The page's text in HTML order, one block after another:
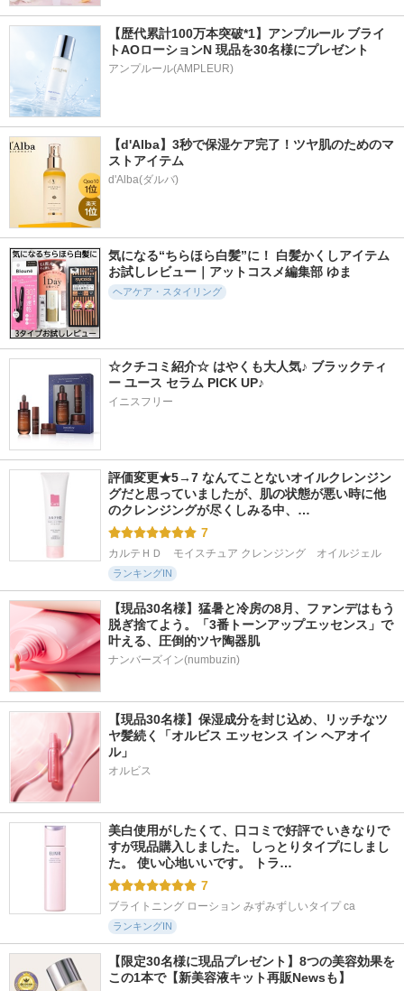
【歴代累計100万本突破*1】アンプルール ブライ
トAOローションN 現品を30名様にプレゼント
アンプルール(AMPLEUR)
【d'Alba】3秒で保湿ケア完了！ツヤ肌のためのマ
ストアイテム
d'Alba(ダルバ)
気になる“ちらほら白髪”に！ 白髪かくしアイテム
お試しレビュー｜アットコスメ編集部 ゆま
ヘアケア・スタイリング
☆クチコミ紹介☆ はやくも大人気♪ ブラックティ
ー ユース セラム PICK UP♪
イニスフリー
評価変更★5→7 なんてことないオイルクレンジン
グだと思っていましたが、肌の状態が悪い時に他
のクレンジングが尽くしみる中、…
7
カルテＨＤ　モイスチュア クレンジング　オイルジェル
ランキングIN
【現品30名様】猛暑と冷房の8月、ファンデはもう
脱ぎ捨てよう。「3番トーンアップエッセンス」で
叶える、圧倒的ツヤ陶器肌
ナンバーズイン(numbuzin)
【現品30名様】保湿成分を封じ込め、リッチなツ
ヤ髪続く「オルビス エッセンス イン ヘアオイ
ル」
オルビス
美白使用がしたくて、口コミで好評で いきなりで
すが現品購入しました。 しっとりタイプにしまし
た。 使い心地いいです。 トラ…
7
ブライトニング ローション みずみずしいタイプ ca
ランキングIN
【限定30名様に現品プレゼント】8つの美容効果を
この1本で【新美容液キット再販Newsも】